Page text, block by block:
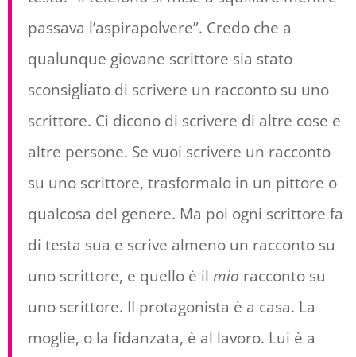
passava l’aspirapolvere”. Credo che a
qualunque giovane scrittore sia stato
sconsigliato di scrivere un racconto su uno
scrittore. Ci dicono di scrivere di altre cose e
altre persone. Se vuoi scrivere un racconto
su uno scrittore, trasformalo in un pittore o
qualcosa del genere. Ma poi ogni scrittore fa
di testa sua e scrive almeno un racconto su
uno scrittore, e quello è il mio racconto su
uno scrittore. II protagonista è a casa. La
moglie, o la fidanzata, è al lavoro. Lui è a